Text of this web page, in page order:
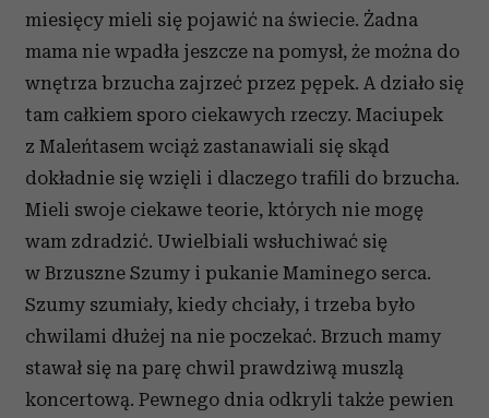
miesięcy mieli się pojawić na świecie. Żadna
mama nie wpadła jeszcze na pomysł, że można do
wnętrza brzucha zajrzeć przez pępek. A działo się
tam całkiem sporo ciekawych rzeczy. Maciupek
z Maleńtasem wciąż zastanawiali się skąd
dokładnie się wzięli i dlaczego trafili do brzucha.
Mieli swoje ciekawe teorie, których nie mogę
wam zdradzić. Uwielbiali wsłuchiwać się
w Brzuszne Szumy i pukanie Maminego serca.
Szumy szumiały, kiedy chciały, i trzeba było
chwilami dłużej na nie poczekać. Brzuch mamy
stawał się na parę chwil prawdziwą muszlą
koncertową. Pewnego dnia odkryli także pewien